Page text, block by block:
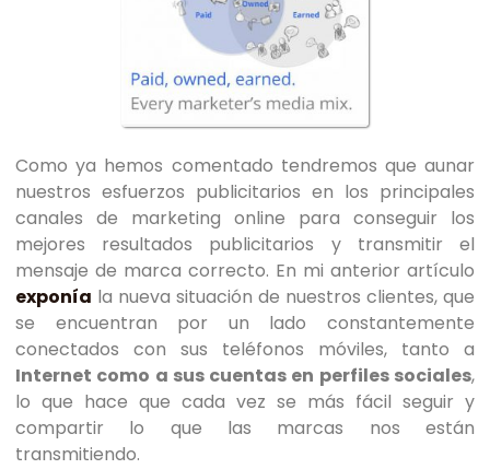
Como ya hemos comentado tendremos que aunar
nuestros esfuerzos publicitarios en los principales
canales de marketing online para conseguir los
mejores resultados publicitarios y transmitir el
mensaje de marca correcto. En mi anterior artículo
exponía la nueva situación de nuestros clientes, que
se encuentran por un lado constantemente
conectados con sus teléfonos móviles, tanto a
Internet como a sus cuentas en perfiles sociales,
lo que hace que cada vez se más fácil seguir y
compartir lo que las marcas nos están
transmitiendo.